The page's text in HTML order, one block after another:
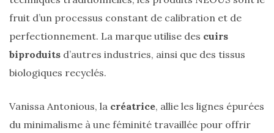
Zoom
sur
sac
Batman
Small
RSVP
Paris
fruit d’un processus constant de calibration et de
perfectionnement. La marque utilise des cuirs
biproduits d’autres industries, ainsi que des tissus
biologiques recyclés.
Vanissa Antonious, la créatrice, allie les lignes épurées
du minimalisme à une féminité travaillée pour offrir